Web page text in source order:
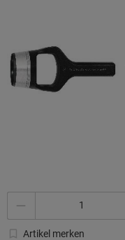
Artikel merken